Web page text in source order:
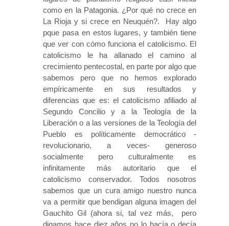
como en la Patagonia. ¿Por qué no crece en
La Rioja y si crece en Neuquén?. Hay algo
pque pasa en estos lugares, y también tiene
que ver con cómo funciona el catolicismo. El
catolicismo le ha allanado el camino al
crecimiento pentecostal, en parte por algo que
sabemos pero que no hemos explorado
empíricamente en sus resultados y
diferencias que es: el catolicismo afiliado al
Segundo Concilio y a la Teología de la
Liberación o a las versiones de la Teología del
Pueblo es políticamente democrático -
revolucionario, a veces- generoso
socialmente pero culturalmente es
infinitamente más autoritario que el
catolicismo conservador. Todos nosotros
sabemos que un cura amigo nuestro nunca
va a permitir que bendigan alguna imagen del
Gauchito Gil (ahora si, tal vez más, pero
digamos hace diez años no lo hacía o decía